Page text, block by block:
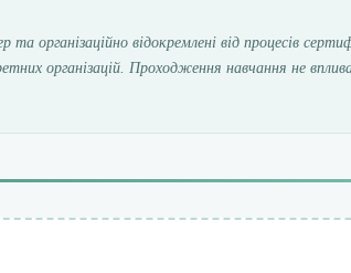
відокремлені від процесів
організацій. Проходження навчання не